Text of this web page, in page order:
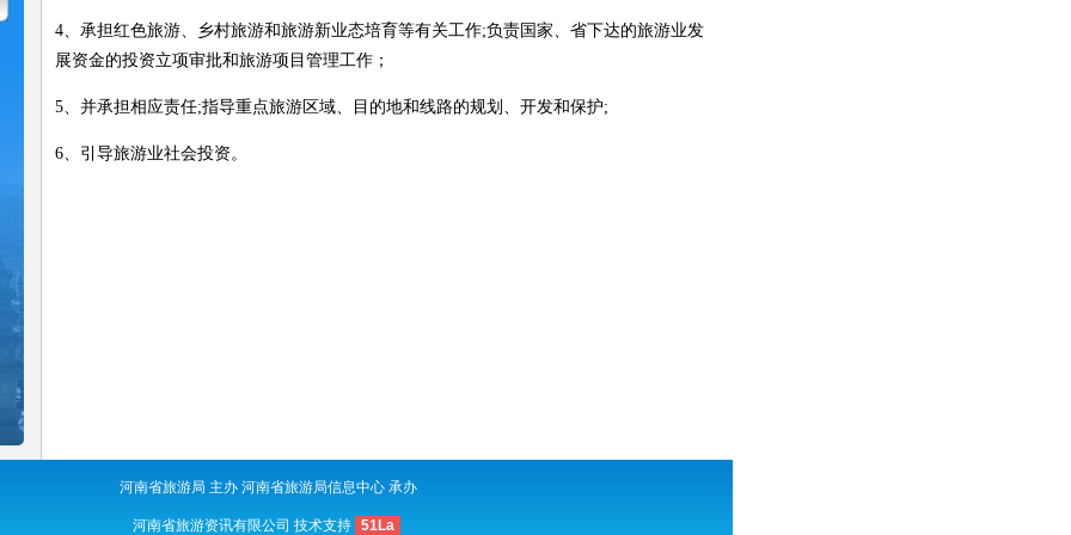
4、承担红色旅游、乡村旅游和旅游新业态培育等有关工作;负责国家、省下达的旅游业发
展资金的投资立项审批和旅游项目管理工作；
5、并承担相应责任;指导重点旅游区域、目的地和线路的规划、开发和保护;
6、引导旅游业社会投资。
河南省旅游局 主办 河南省旅游局信息中心 承办
河南省旅游资讯有限公司 技术支持 51La